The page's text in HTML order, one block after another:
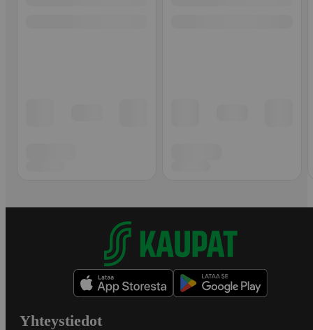
Yhteystiedot